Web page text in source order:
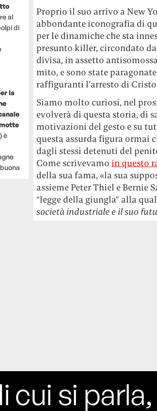
al
di
la
è
e i
Proprio il suo arrivo a New
abbondante iconografia di
per le dinamiche che sta
presunto killer, circondato
divisa, in assetto
mito, e sono state
raffiguranti l’arresto di
Siamo molto curiosi, nel
evolverà di questa storia, di
motivazioni del gesto e su
questa assurda figura ormai
dagli stessi detenuti del
Come scrivevamo in questo
della sua fama, «la sua
assieme Peter Thiel e Bernie
“legge della giungla” alla
società industriale e il suo
cui si parla,